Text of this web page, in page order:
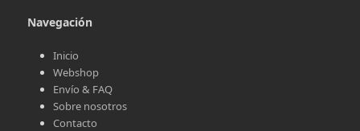
Navegación
Inicio
Webshop
Envío & FAQ
Sobre nosotros
Contacto